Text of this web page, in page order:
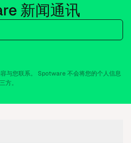
新闻通讯
与您联系。 Spo​twa​re 不会将您的个人信息
方。